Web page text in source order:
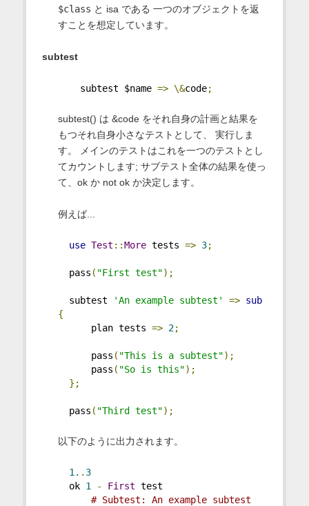
$class と isa である 一つのオブジェクトを返
すことを想定しています。
subtest
subtest $name => \&code;
subtest() は &code をそれ自身の計画と結果を
もつそれ自身小さなテストとして、 実行しま
す。 メインのテストはこれを一つのテストとし
てカウントします; サブテスト全体の結果を使っ
て、ok か not ok か決定します。
例えば...
use Test ::More tests => 3;
pass ( "First test");
subtest 'An example subtest' => sub
{
plan tests => 2;
pass ( "This is a subtest");
pass ( "So is this");
};
pass ( "Third test");
以下のように出力されます。
1. . 3
ok 1 - First test
# Subtest: An example subtest